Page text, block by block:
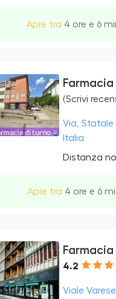
Apre tra 4 ore e 6
(Scrivi
Via, Statale
Italia
Distanza
Apre tra 4 ore e 6
4.2
Viale